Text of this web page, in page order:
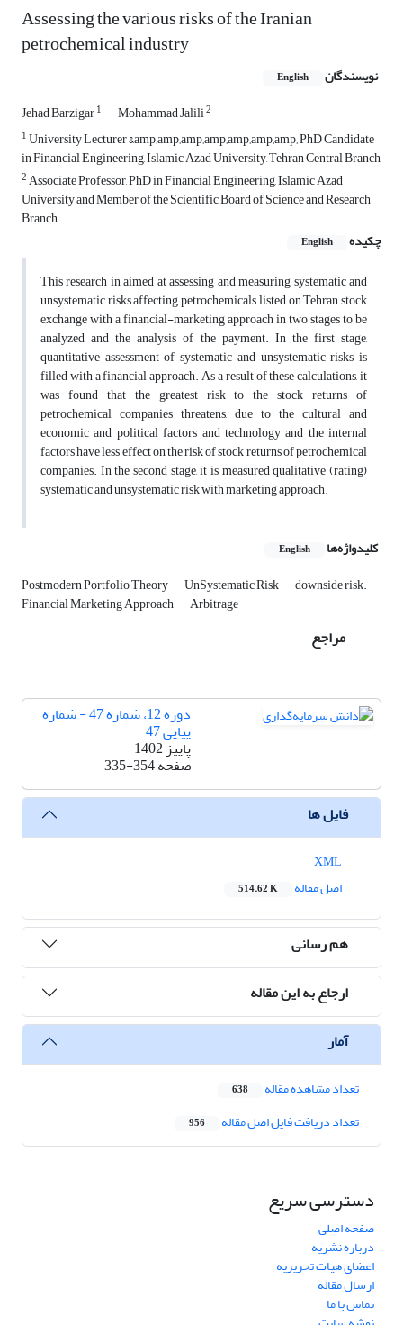
Assessing the various risks of the Iranian
petrochemical industry
نویسندگان English
Jehad Barzigar1 Mohammad Jalili2
1University Lecturer &amp;amp;amp;amp;amp;amp;amp; PhD Candidate
in Financial Engineering, Islamic Azad University, Tehran Central Branch
2Associate Professor, PhD in Financial Engineering, Islamic Azad
University and Member of the Scientific Board of Science and Research
Branch
چکیده
English
This research in aimed at assessing and measuring systematic and
unsystematic risks affecting petrochemicals listed on Tehran stock
exchange with a financial-marketing approach in two stages to be
analyzed and the analysis of the payment. In the first stage,
quantitative assessment of systematic and unsystematic risks is
filled with a financial approach. As a result of these calculations, it
was found that the greatest risk to the stock returns of
petrochemical companies threatens, due to the cultural and
economic and political factors and technology and the internal
factors have less effect on the risk of stock returns of petrochemical
companies. In the second stage, it is measured qualitative (rating)
systematic and unsystematic risk with marketing approach.
کلیدواژه‌ها English
Postmodern Portfolio Theory UnSystematic Risk downside risk.
Financial Marketing Approach Arbitrage
مراجع
دوره 12، شماره 47 - شماره
پیاپی 47
پاییز 1402
صفحه335-354
فایل ها
اصل مقاله
514.62 K
هم رسانی
ارجاع به این مقاله
آمار
تعداد مشاهده مقاله 638
تعداد دریافت فایل اصل مقاله 956
دسترسی سریع
صفحه اصلی
درباره نشریه
اعضای هیات تحریریه
ارسال مقاله
تماس با ما